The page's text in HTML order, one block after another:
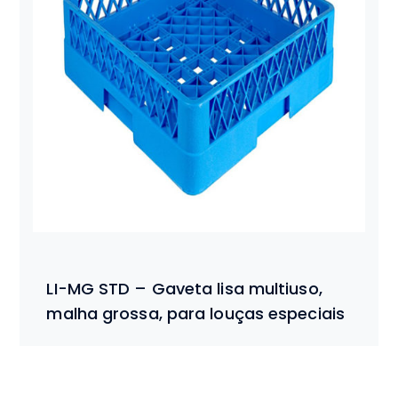
LI-MG STD – Gaveta lisa multiuso,
malha grossa, para louças especiais